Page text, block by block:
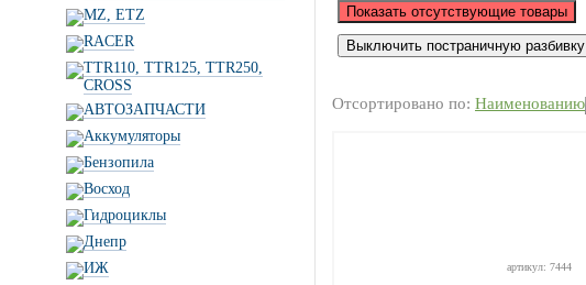
MZ, ETZ
RACER
TTR110, TTR125, TTR250,
CROSS
АВТОЗАПЧАСТИ
Аккумуляторы
Бензопила
Восход
Гидроциклы
Днепр
ИЖ
Отсортировано по: Наименованию
артикул: 7444